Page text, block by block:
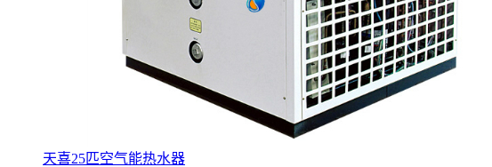
天喜25匹空气能热水器